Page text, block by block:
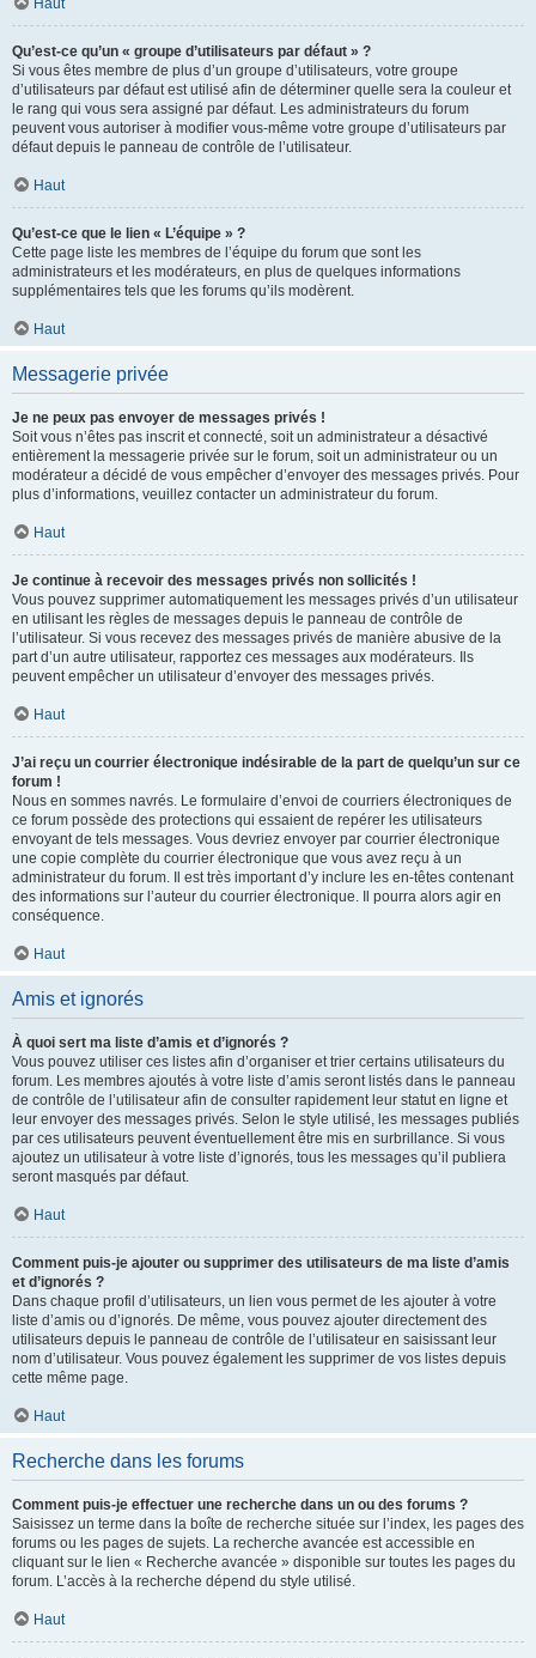
Haut
Qu’est-ce qu’un « groupe d’utilisateurs par défaut » ?
Si vous êtes membre de plus d’un groupe d’utilisateurs, votre groupe
d’utilisateurs par défaut est utilisé afin de déterminer quelle sera la couleur et
le rang qui vous sera assigné par défaut. Les administrateurs du forum
peuvent vous autoriser à modifier vous-même votre groupe d’utilisateurs par
défaut depuis le panneau de contrôle de l’utilisateur.
Haut
Qu’est-ce que le lien « L’équipe » ?
Cette page liste les membres de l’équipe du forum que sont les
administrateurs et les modérateurs, en plus de quelques informations
supplémentaires tels que les forums qu’ils modèrent.
Haut
Messagerie privée
Je ne peux pas envoyer de messages privés !
Soit vous n’êtes pas inscrit et connecté, soit un administrateur a désactivé
entièrement la messagerie privée sur le forum, soit un administrateur ou un
modérateur a décidé de vous empêcher d’envoyer des messages privés. Pour
plus d’informations, veuillez contacter un administrateur du forum.
Haut
Je continue à recevoir des messages privés non sollicités !
Vous pouvez supprimer automatiquement les messages privés d’un utilisateur
en utilisant les règles de messages depuis le panneau de contrôle de
l’utilisateur. Si vous recevez des messages privés de manière abusive de la
part d’un autre utilisateur, rapportez ces messages aux modérateurs. Ils
peuvent empêcher un utilisateur d’envoyer des messages privés.
Haut
J’ai reçu un courrier électronique indésirable de la part de quelqu’un sur ce
forum !
Nous en sommes navrés. Le formulaire d’envoi de courriers électroniques de
ce forum possède des protections qui essaient de repérer les utilisateurs
envoyant de tels messages. Vous devriez envoyer par courrier électronique
une copie complète du courrier électronique que vous avez reçu à un
administrateur du forum. Il est très important d’y inclure les en-têtes contenant
des informations sur l’auteur du courrier électronique. Il pourra alors agir en
conséquence.
Haut
Amis et ignorés
À quoi sert ma liste d’amis et d’ignorés ?
Vous pouvez utiliser ces listes afin d’organiser et trier certains utilisateurs du
forum. Les membres ajoutés à votre liste d’amis seront listés dans le panneau
de contrôle de l’utilisateur afin de consulter rapidement leur statut en ligne et
leur envoyer des messages privés. Selon le style utilisé, les messages publiés
par ces utilisateurs peuvent éventuellement être mis en surbrillance. Si vous
ajoutez un utilisateur à votre liste d’ignorés, tous les messages qu’il publiera
seront masqués par défaut.
Haut
Comment puis-je ajouter ou supprimer des utilisateurs de ma liste d’amis
et d’ignorés ?
Dans chaque profil d’utilisateurs, un lien vous permet de les ajouter à votre
liste d’amis ou d’ignorés. De même, vous pouvez ajouter directement des
utilisateurs depuis le panneau de contrôle de l’utilisateur en saisissant leur
nom d’utilisateur. Vous pouvez également les supprimer de vos listes depuis
cette même page.
Haut
Recherche dans les forums
Comment puis-je effectuer une recherche dans un ou des forums ?
Saisissez un terme dans la boîte de recherche située sur l’index, les pages des
forums ou les pages de sujets. La recherche avancée est accessible en
cliquant sur le lien « Recherche avancée » disponible sur toutes les pages du
forum. L’accès à la recherche dépend du style utilisé.
Haut